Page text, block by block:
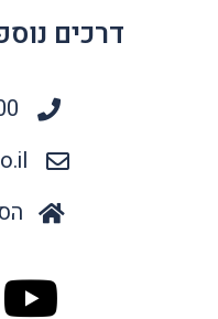
דרכים